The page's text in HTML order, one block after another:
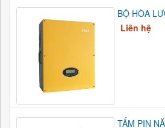
BỘ HÒA
Liên hệ
TẤM PIN